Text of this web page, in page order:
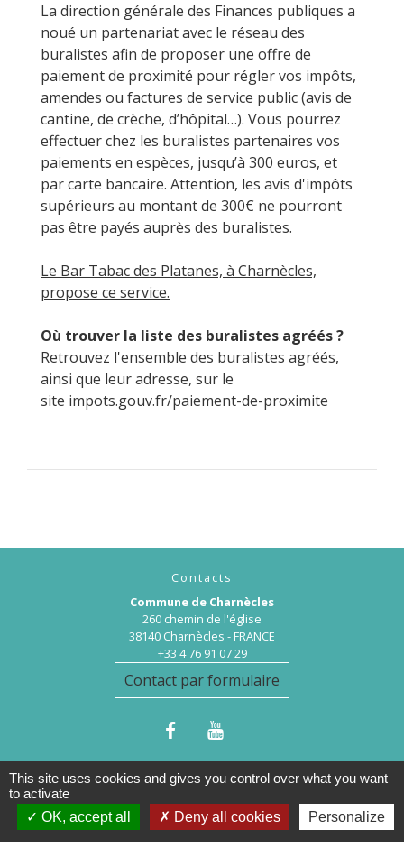
La direction générale des Finances publiques a
noué un partenariat avec le réseau des
buralistes afin de proposer une offre de
paiement de proximité pour régler vos impôts,
amendes ou factures de service public (avis de
cantine, de crèche, d’hôpital…). Vous pourrez
effectuer chez les buralistes partenaires vos
paiements en espèces, jusqu’à 300 euros, et
par carte bancaire. Attention, les avis d'impôts
supérieurs au montant de 300€ ne pourront
pas être payés auprès des buralistes.
Le Bar Tabac des Platanes, à Charnècles,
propose ce service.
Où trouver la liste des buralistes agréés ?
Retrouvez l'ensemble des buralistes agréés,
ainsi que leur adresse, sur le
site impots.gouv.fr/paiement-de-proximite
Contacts
Commune de Charnècles
260 chemin de l'église
38140 Charnècles - FRANCE
+33 4 76 91 07 29
Contact par formulaire
Mentions légales - Politique de confidentialité -
This site uses cookies and gives you control over what you want
to activate
OK, accept all
Deny all cookies Personalize